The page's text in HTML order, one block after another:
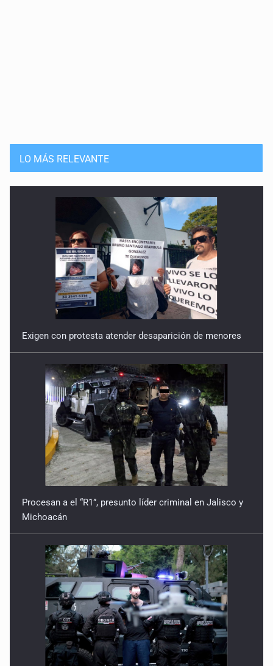
LO MÁS RELEVANTE
Exigen con protesta atender desaparición de menores
Procesan a el “R1”, presunto líder criminal en Jalisco y
Michoacán